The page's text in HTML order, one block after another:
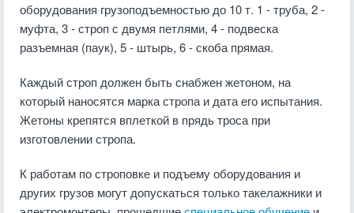
оборудования грузоподъемностью до 10 т. 1 - труба, 2 -
муфта, 3 - строп с двумя петлями, 4 - подвеска
разъемная (паук), 5 - штырь, 6 - скоба прямая.
Каждый строп должен быть снабжен жетоном, на
который наносятся марка стропа и дата его испытания.
Жетоны крепятся вплеткой в прядь троса при
изготовлении стропа.
К работам по строповке и подъему оборудования и
других грузов могут допускаться только такелажники и